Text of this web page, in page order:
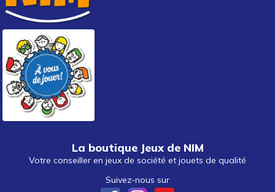
La boutique Jeux de NIM
Votre conseiller en jeux de société et jouets de qualité
Suivez-nous sur